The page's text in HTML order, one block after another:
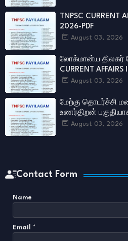
TNPSC CURRENT
2026-PDF
August 03, 2026
லோக்மான்ய திலகர்
August 03, 2026
மேற்கு தொடர்ச்சி
உணர்திறன் பகுதியாக
August 03, 2026
Contact Form
Name
Email *